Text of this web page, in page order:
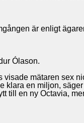
är enligt
Ólason.
visade mätaren sex
klara en miljon,
till en ny Octavia,